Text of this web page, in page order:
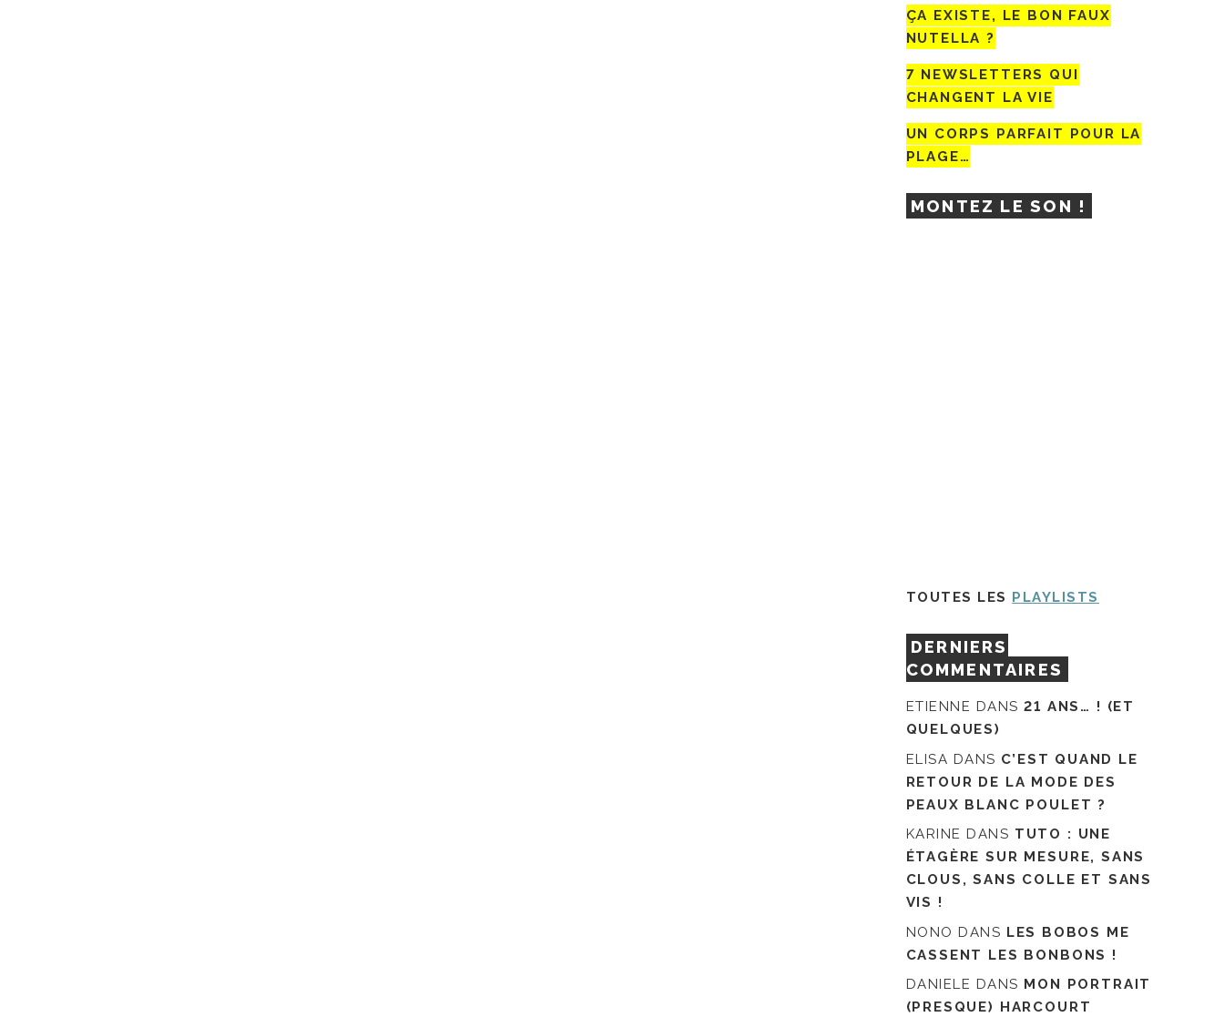
ÇA EXISTE, LE BON FAUX
NUTELLA ?
7 NEWSLETTERS QUI
CHANGENT LA VIE
UN CORPS PARFAIT POUR LA
PLAGE…
MONTEZ LE SON !
TOUTES LES PLAYLISTS
DERNIERS
COMMENTAIRES
ETIENNE DANS21 ANS… ! (ET
QUELQUES)
ELISA DANS C’EST QUAND LE
RETOUR DE LA MODE DES
PEAUX BLANC POULET ?
KARINE DANS TUTO : UNE
ÉTAGÈRE SUR MESURE, SANS
CLOUS, SANS COLLE ET SANS
VIS !
NONO DANS LES BOBOS ME
CASSENT LES BONBONS !
DANIELE DANS MON PORTRAIT
(PRESQUE) HARCOURT